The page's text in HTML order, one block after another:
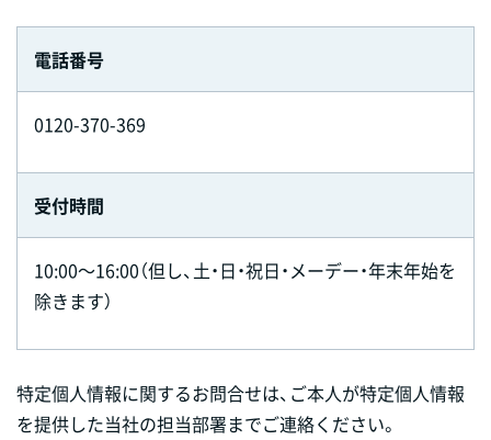
電話番号
0120-370-369
受付時間
10:00～16:00（但し、土・日・祝日・メーデー・年末年始を
除きます）
特定個人情報に関するお問合せは、ご本人が特定個人情報
を提供した当社の担当部署までご連絡ください。